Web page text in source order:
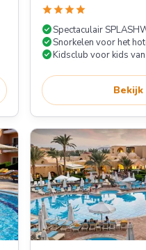
starstarstarstar
check_circleSpectaculair
check_circleSnorkelen voor het
check_circleKidsclub voor kids